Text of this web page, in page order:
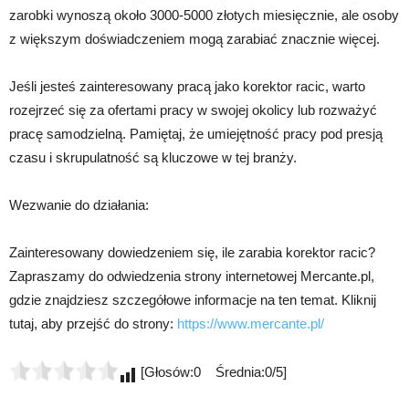
zarobki wynoszą około 3000-5000 złotych miesięcznie, ale osoby
z większym doświadczeniem mogą zarabiać znacznie więcej.
Jeśli jesteś zainteresowany pracą jako korektor racic, warto
rozejrzeć się za ofertami pracy w swojej okolicy lub rozważyć
pracę samodzielną. Pamiętaj, że umiejętność pracy pod presją
czasu i skrupulatność są kluczowe w tej branży.
Wezwanie do działania:
Zainteresowany dowiedzeniem się, ile zarabia korektor racic?
Zapraszamy do odwiedzenia strony internetowej Mercante.pl,
gdzie znajdziesz szczegółowe informacje na ten temat. Kliknij
tutaj, aby przejść do strony: https://www.mercante.pl/
[Głosów:0 Średnia:0/5]